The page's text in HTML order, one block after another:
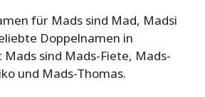
für Mads sind Mad, Madsi
Doppelnamen in
sind Mads-Fiete, Mads-
und Mads-Thomas.